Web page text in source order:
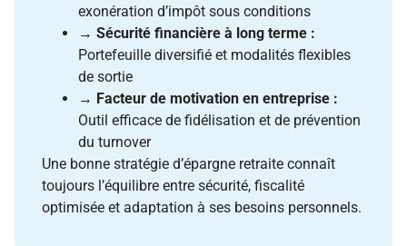
exonération d’impôt sous conditions
→ Sécurité financière à long terme :
Portefeuille diversifié et modalités flexibles
de sortie
→ Facteur de motivation en entreprise :
Outil efficace de fidélisation et de prévention
du turnover
Une bonne stratégie d’épargne retraite connaît
toujours l’équilibre entre sécurité, fiscalité
optimisée et adaptation à ses besoins personnels.